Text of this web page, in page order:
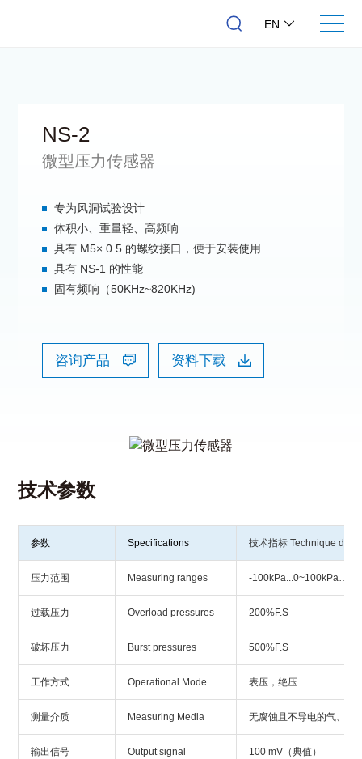
EN
NS-2
微型压力传感器
专为风洞试验设计
体积小、重量轻、高频响
具有 M5× 0.5 的螺纹接口，便于安装使用
具有 NS-1 的性能
固有频响（50KHz~820KHz)
咨询产品 资料下载
技术参数
参数 Specifications 技术指标 Technique data
压力范围 Measuring ranges -
过载压力 Overload pressures 200%F.S
破坏压力 Burst pressures 500%F.S
工作方式 Operational Mode 表压，绝压
测量介质 Measuring Media 无腐蚀且不导电的气、液
输出信号 Output signal 100 mV（典值）